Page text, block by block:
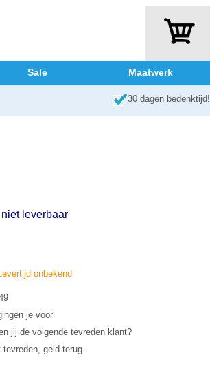
Sale Maatwerk
30 dagen bedenktijd!
leverbaar
onbekend
je voor
jij de volgende tevreden klant?
tevreden, geld terug.